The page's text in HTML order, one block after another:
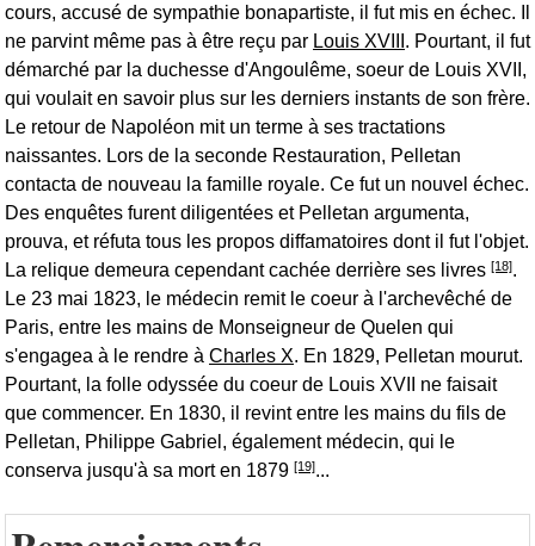
cours, accusé de sympathie bonapartiste, il fut mis en échec. Il
ne parvint même pas à être reçu par Louis XVIII . Pourtant, il fut
démarché par la duchesse d'Angoulême, soeur de Louis XVII,
qui voulait en savoir plus sur les derniers instants de son frère.
Le retour de Napoléon mit un terme à ses tractations
naissantes. Lors de la seconde Restauration, Pelletan
contacta de nouveau la famille royale. Ce fut un nouvel échec.
Des enquêtes furent diligentées et Pelletan argumenta,
prouva, et réfuta tous les propos diffamatoires dont il fut l'objet.
La relique demeura cependant cachée derrière ses livres [18].
Le 23 mai 1823, le médecin remit le coeur à l'archevêché de
Paris, entre les mains de Monseigneur de Quelen qui
s'engagea à le rendre à Charles X. En 1829, Pelletan mourut.
Pourtant, la folle odyssée du coeur de Louis XVII ne faisait
que commencer. En 1830, il revint entre les mains du fils de
Pelletan, Philippe Gabriel, également médecin, qui le
conserva jusqu'à sa mort en 1879 [19]...